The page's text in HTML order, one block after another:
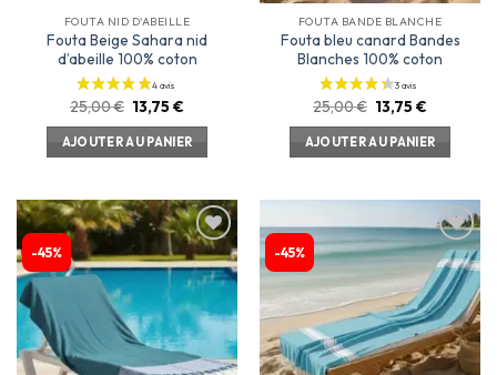
FOUTA NID D'ABEILLE
Fouta Beige Sahara nid
d’abeille 100% coton
25,00€ 13,75€
AJOUTER AU PANIER
FOUTA BANDE BLANCHE
Fouta bleu canard Bandes
Blanches 100% coton
25,00€ 13,75€
AJOUTER AU PANIER
-45%
Ajouter
à la
liste
d’envies
-45%
Ajouter
à la
liste
d’envies